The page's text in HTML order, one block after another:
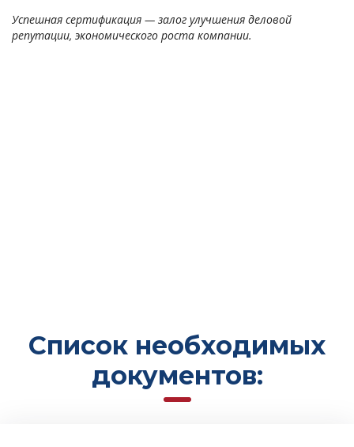
Успешная сертификация — залог улучшения деловой
репутации, экономического роста компании.
Список необходимых
документов: